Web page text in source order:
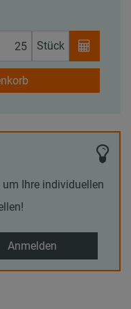
Stück
Ihre individuellen
Anmelden